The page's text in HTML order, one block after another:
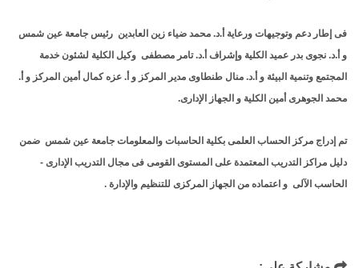
فى إطار دعم وتوجيهات ورعاية أ.د. محمد ضياء زين العابدين رئيس جامعة عين شمس
و أ.د. نجوى بدر عميد الكلية وإشراف أ.د. تامر مصطفى وكيل الكلية لشئون خدمة
المجتمع وتنمية البيئة و أ.د. منال طنطاوى مدير المركز و أ. عزه كمال أمين المركز و أ.
محمد الجوهرى أمين الكلية و الجهاز الإدارى.
تم إدراج مركز الحساب العلمى بكلية الحاسبات والمعلومات جامعة عين شمس ضمن
دليل مراكز التدريب المعتمدة على المستوى القومى فى مجال التدريب الإدارى -
الحاسب الآلى و اعتماده من الجهاز المركزى للتنظيم والإدارة .